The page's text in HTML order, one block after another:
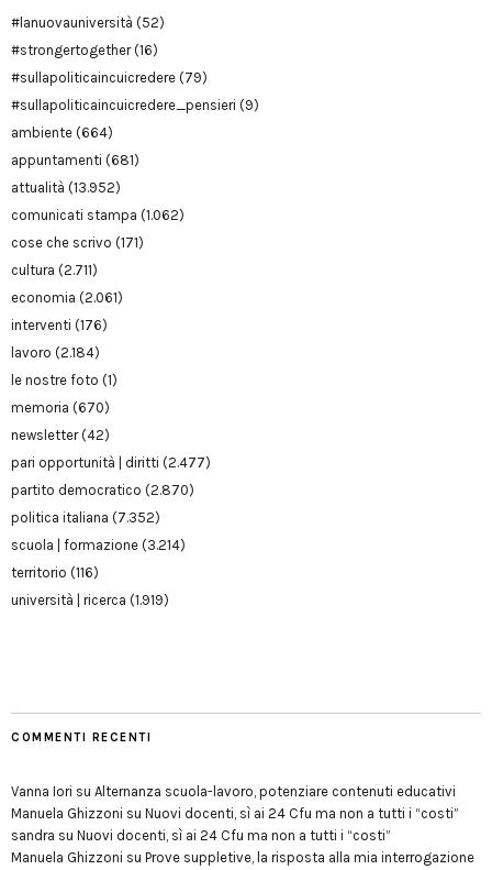
#lanuovauniversità (52)
#strongertogether(16)
#sullapoliticaincuicredere (79)
#sullapoliticaincuicredere_pensieri (9)
ambiente (664)
appuntamenti (681)
attualità (13.952)
comunicati stampa (1.062)
cose che scrivo (171)
cultura (2.711)
economia (2.061)
interventi (176)
lavoro (2.184)
le nostre foto (1)
memoria (670)
newsletter(42)
pari opportunità | diritti (2.477)
partito democratico (2.870)
politica italiana (7.352)
scuola | formazione (3.214)
territorio (116)
università | ricerca (1.919)
COMMENTI RECENTI
Vanna Iori su Alternanza scuola-lavoro, potenziare contenuti educativi
Manuela Ghizzoni su Nuovi docenti, sì ai 24 Cfu ma non a tutti i “costi”
sandra su Nuovi docenti, sì ai 24 Cfu ma non a tutti i “costi”
Manuela Ghizzoni su Prove suppletive, la risposta alla mia interrogazione